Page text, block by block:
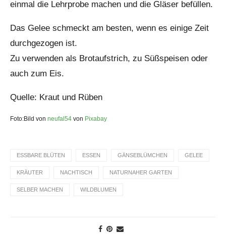
einmal die Lehrprobe machen und die Gläser befüllen.
Das Gelee schmeckt am besten, wenn es einige Zeit
durchgezogen ist.
Zu verwenden als Brotaufstrich, zu Süßspeisen oder
auch zum Eis.
Quelle: Kraut und Rüben
Foto:Bild von neufal54 von Pixabay
ESSBARE BLÜTEN ESSEN GÄNSEBLÜMCHEN GELEE
KRÄUTER NACHTISCH NATURNAHER GARTEN
SELBER MACHEN WILDBLUMEN